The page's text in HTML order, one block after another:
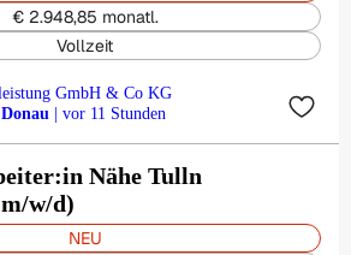
€ 2.948,85 monatl.
Vollzeit
GmbH & Co KG
| vor 11 Stunden
Nähe Tulln
w/d)
NEU